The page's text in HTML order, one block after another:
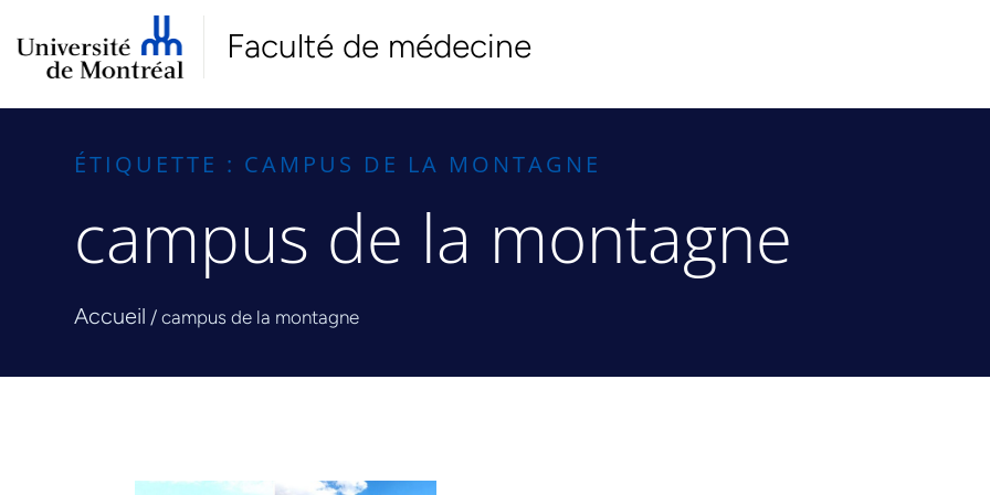
Faculté de médecine
ÉTIQUETTE : CAMPUS DE LA MONTAGNE
campus de la montagne
Accueil /campus de la montagne